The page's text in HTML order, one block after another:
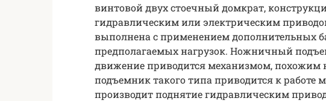
винтовой двух стоечный домкрат,
гидравлическим или электрическим
выполнена с применением дополнительных
предполагаемых нагрузок. Ножничный
движение приводится механизмом,
подъемник такого типа приводится к работе
производит поднятие гидравлическим